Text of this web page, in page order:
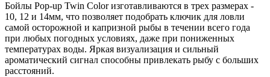
Бойлы Pop-up Twin Color изготавливаются в трех размерах -
10, 12 и 14мм, что позволяет подобрать ключик для ловли
самой осторожной и капризной рыбы в течении всего года
при любых погодных условиях, даже при пониженных
температурах воды. Яркая визуализация и сильный
ароматический сигнал способны привлекать рыбу с больших
расстояний.